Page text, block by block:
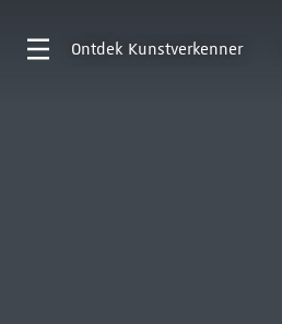
Ontdek Kunstverkenner